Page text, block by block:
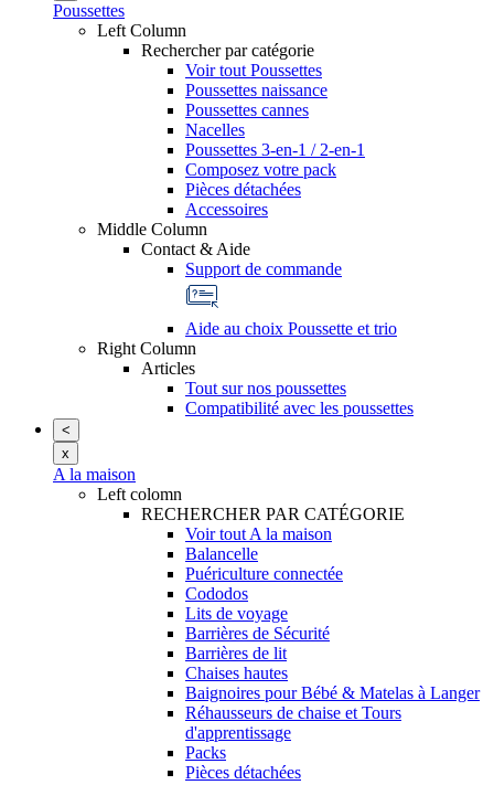
Poussettes
Left Column
Rechercher par catégorie
Voir tout Poussettes
Poussettes naissance
Poussettes cannes
Nacelles
Poussettes 3-en-1 / 2-en-1
Composez votre pack
Pièces détachées
Accessoires
Middle Column
Contact & Aide
Support de commande
Aide au choix Poussette et trio
Right Column
Articles
Tout sur nos poussettes
Compatibilité avec les poussettes
<
x
A la maison
Left colomn
RECHERCHER PAR CATÉGORIE
Voir tout A la maison
Balancelle
Puériculture connectée
Cododos
Lits de voyage
Barrières de Sécurité
Barrières de lit
Chaises hautes
Baignoires pour Bébé & Matelas à Langer
Réhausseurs de chaise et Tours
d'apprentissage
Packs
Pièces détachées